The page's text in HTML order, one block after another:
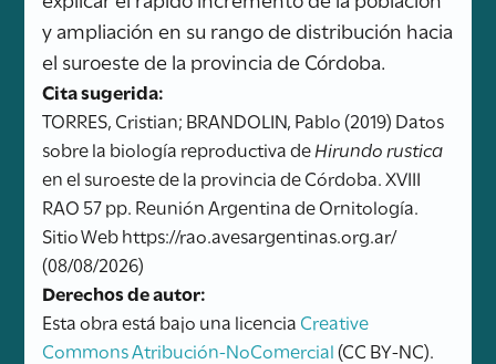
y ampliación en su rango de distribución hacia
el suroeste de la provincia de Córdoba.
Cita sugerida:
TORRES, Cristian; BRANDOLIN, Pablo (2019) Datos
sobre la biología reproductiva deHirundo rustica
en el suroeste de la provincia de Córdoba. XVIII
RAO 57 pp. Reunión Argentina de Ornitología.
Sitio Web https://rao.avesargentinas.org.ar/
(08/08/2026)
Derechos de autor:
Esta obra está bajo una licencia Creative
Commons Atribución-NoComercial(CC BY-NC).